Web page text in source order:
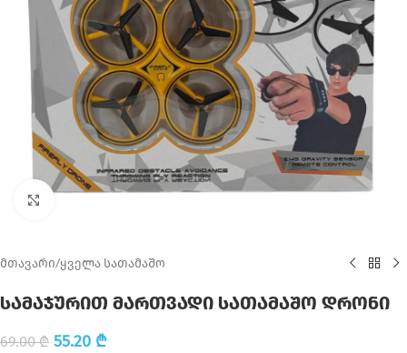
მთავარი/ყველა სათამაშო
სამაჯურით მართვადი სათამაშო დრონი
69.00₾ 55.20 ₾